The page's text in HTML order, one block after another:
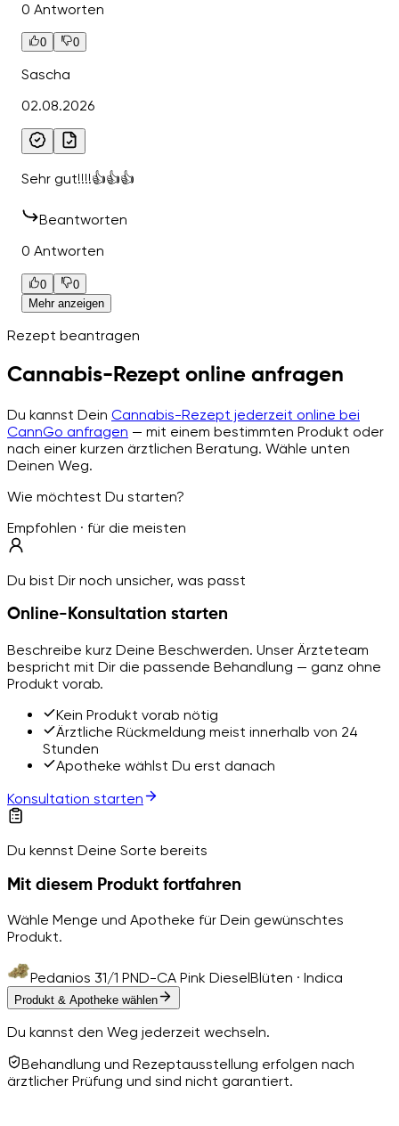
0 Antworten
0 0
Sascha
02.08.2026
Sehr gut!!!!👍👍👍
Beantworten
0 Antworten
0
0
Mehr anzeigen
Rezept beantragen
Cannabis-Rezept online anfragen
Du kannst Dein Cannabis-Rezept jederzeit online bei
CannGo anfragen — mit einem bestimmten Produkt oder
nach einer kurzen ärztlichen Beratung. Wähle unten
Deinen Weg.
Wie möchtest Du starten?
Empfohlen · für die meisten
Du bist Dir noch unsicher, was passt
Online-Konsultation starten
Beschreibe kurz Deine Beschwerden. Unser Ärzteteam
bespricht mit Dir die passende Behandlung — ganz ohne
Produkt vorab.
Kein Produkt vorab nötig
Ärztliche Rückmeldung meist innerhalb von 24
Stunden
Apotheke wählst Du erst danach
Konsultation starten
Du kennst Deine Sorte bereits
Mit diesem Produkt fortfahren
Wähle Menge und Apotheke für Dein gewünschtes
Produkt.
Pedanios 31/1 PND-CA Pink DieselBlüten · Indica
Produkt & Apotheke wählen
Du kannst den Weg jederzeit wechseln.
Behandlung und Rezeptausstellung erfolgen nach
ärztlicher Prüfung und sind nicht garantiert.